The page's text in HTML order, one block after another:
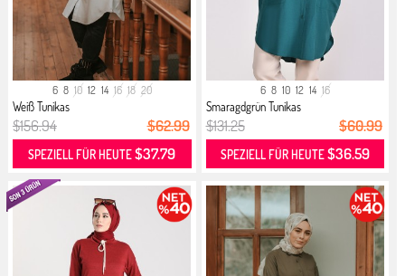
6 8 10 12 14 16 18 20
Weiß Tunikas
$156.94 $62.99
SPEZIELL FÜR HEUTE$37.79
6 8 10 12 14 16
Smaragdgrün Tunikas
$131.25 $60.99
SPEZIELL FÜR HEUTE$36.59